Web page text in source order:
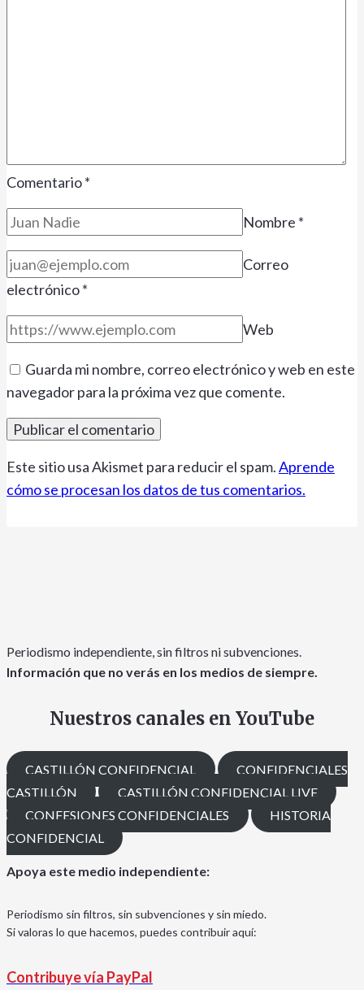
Comentario*
Nombre *
Correo
electrónico*
Web
Guarda mi nombre, correo electrónico y web en este
navegador para la próxima vez que comente.
Este sitio usa Akismet para reducir el spam.Aprende
cómo se procesan los datos de tus comentarios.
Periodismo independiente, sin filtros ni subvenciones.
Información que no verás en los medios de siempre.
Nuestros canales en YouTube
CASTILLÓN CONFIDENCIAL
CONFIDENCIALES
CASTILLÓN
CASTILLÓN CONFIDENCIAL LIVE
CONFESIONES CONFIDENCIALES
HISTORIA
CONFIDENCIAL
Apoya este medio independiente:
Periodismo sin filtros, sin subvenciones y sin miedo.
Si valoras lo que hacemos, puedes contribuir aquí:
Contribuye vía PayPal